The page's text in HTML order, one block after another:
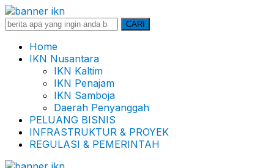
Search
CARI
Home
IKN Nusantara
IKN Kaltim
IKN Penajam
IKN Samboja
Daerah Penyanggah
PELUANG BISNIS
INFRASTRUKTUR & PROYEK
REGULASI & PEMERINTAH